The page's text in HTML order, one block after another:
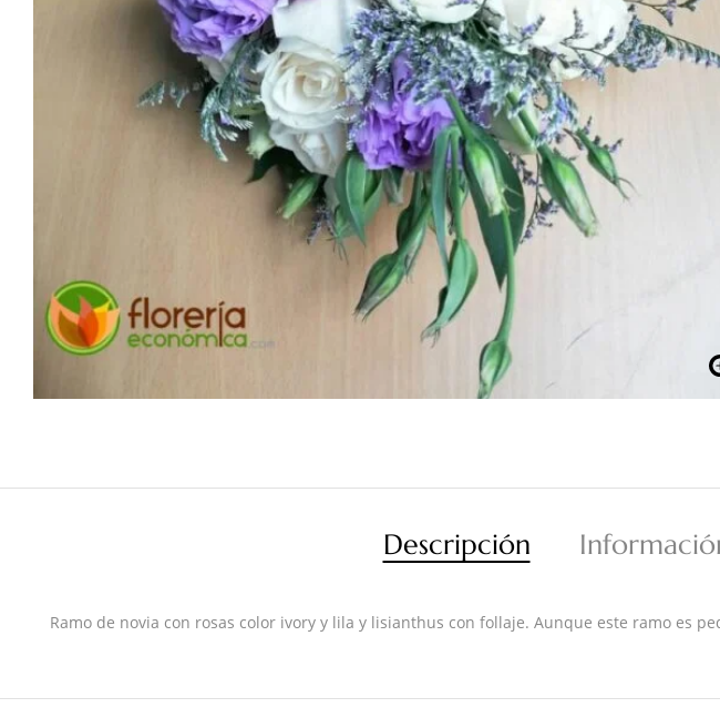
Descripción
Ramo de novia con rosas color ivory y lila y lisianthus con follaje. Aunque este ramo es